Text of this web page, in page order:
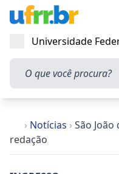
Abrir menu
Universidade
O que você procura?
› Notícias › São
redação